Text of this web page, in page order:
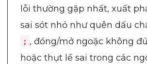
lỗi thường gặp nhất, xuất
sai sót nhỏ như quên dấu
; , đóng/mở ngoặc không
hoặc thụt lề sai trong các